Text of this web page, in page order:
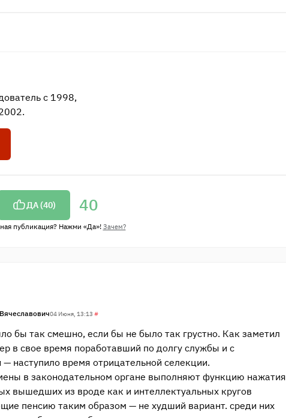
с 1998,
ДА (40) 40
публикация? Нажми «Да»! Зачем?
04 Июня, 13:13 #
бы так смешно, если бы не было так грустно. Как заметил
в свое время поработавший по долгу службы и с
наступило время отрицательной селекции.
в законодательном органе выполняют функцию нажатия
вышедших из вроде как и интеллектуальных кругов
пенсию таким образом — не худший вариант. среди них